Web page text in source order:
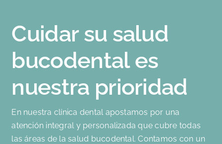
Cuidar su salud
bucodental es
nuestra prioridad
En nuestra clínica dental apostamos por una
atención integral y personalizada que cubre todas
las áreas de la salud bucodental. Contamos con un